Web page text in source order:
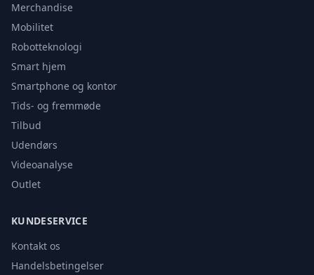
Merchandise
Mobilitet
Robotteknologi
Smart hjem
Smartphone og kontor
Tids- og fremmøde
Tilbud
Udendørs
Videoanalyse
Outlet
KUNDESERVICE
Kontakt os
Handelsbetingelser